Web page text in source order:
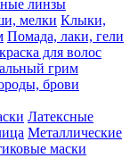
линзы
мелки Клыки,
Помада, лаки, гели
для волос
грим
брови
Латексные
Металлические
маски